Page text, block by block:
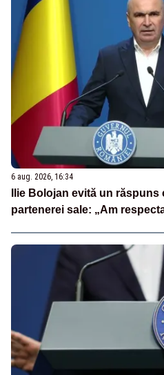
6 aug. 2026, 16:34
Ilie Bolojan evită un
partenerei sale: „Am